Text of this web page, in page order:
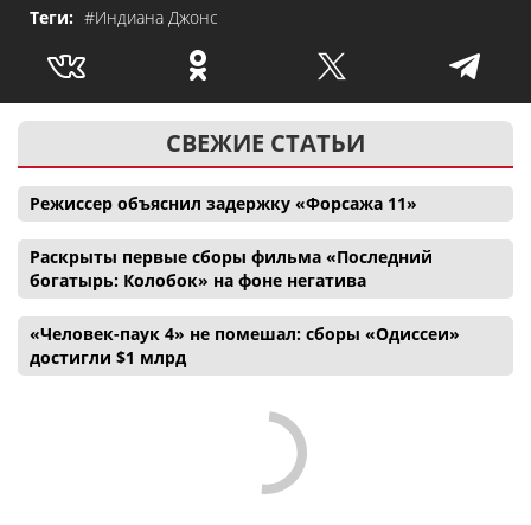
Теги: #Индиана Джонс
СВЕЖИЕ СТАТЬИ
Режиссер объяснил задержку «Форсажа 11»
Раскрыты первые сборы фильма «Последний
богатырь: Колобок» на фоне негатива
«Человек-паук 4» не помешал: сборы «Одиссеи»
достигли $1 млрд